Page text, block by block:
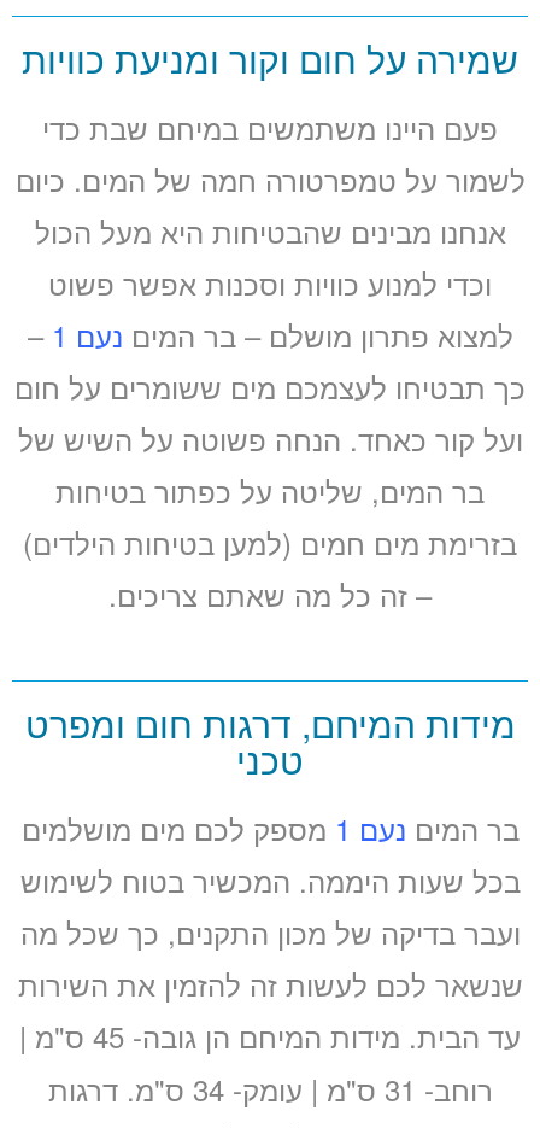
שמירה על חום וקור ומניעת כוויות
פעם היינו משתמשים במיחם שבת כדי
לשמור על טמפרטורה חמה של המים. כיום
אנחנו מבינים שהבטיחות היא מעל הכול
וכדי למנוע כוויות וסכנות אפשר פשוט
למצוא פתרון מושלם – בר המים נעם 1
–
כך תבטיחו לעצמכם מים ששומרים על חום
ועל קור כאחד. הנחה פשוטה על השיש של
בר המים, שליטה על כפתור בטיחות
בזרימת מים חמים (למען בטיחות הילדים)
– זה כל מה שאתם צריכים.
מידות המיחם, דרגות חום ומפרט
טכני
בר המים נעם 1
מספק לכם מים מושלמים
בכל שעות היממה. המכשיר בטוח לשימוש
ועבר בדיקה של מכון התקנים, כך שכל מה
שנשאר לכם לעשות זה להזמין את השירות
עד הבית. מידות המיחם הן
גובה- 45 ס"מ |
רוחב- 31 ס"מ | עומק- 34 ס"מ. דרגות